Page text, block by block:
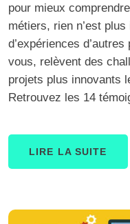
pour mieux
métiers, rien n’est
d’expériences
vous, relèvent des
projets plus innovants
Retrouvez les 14
LIRE LA SUITE